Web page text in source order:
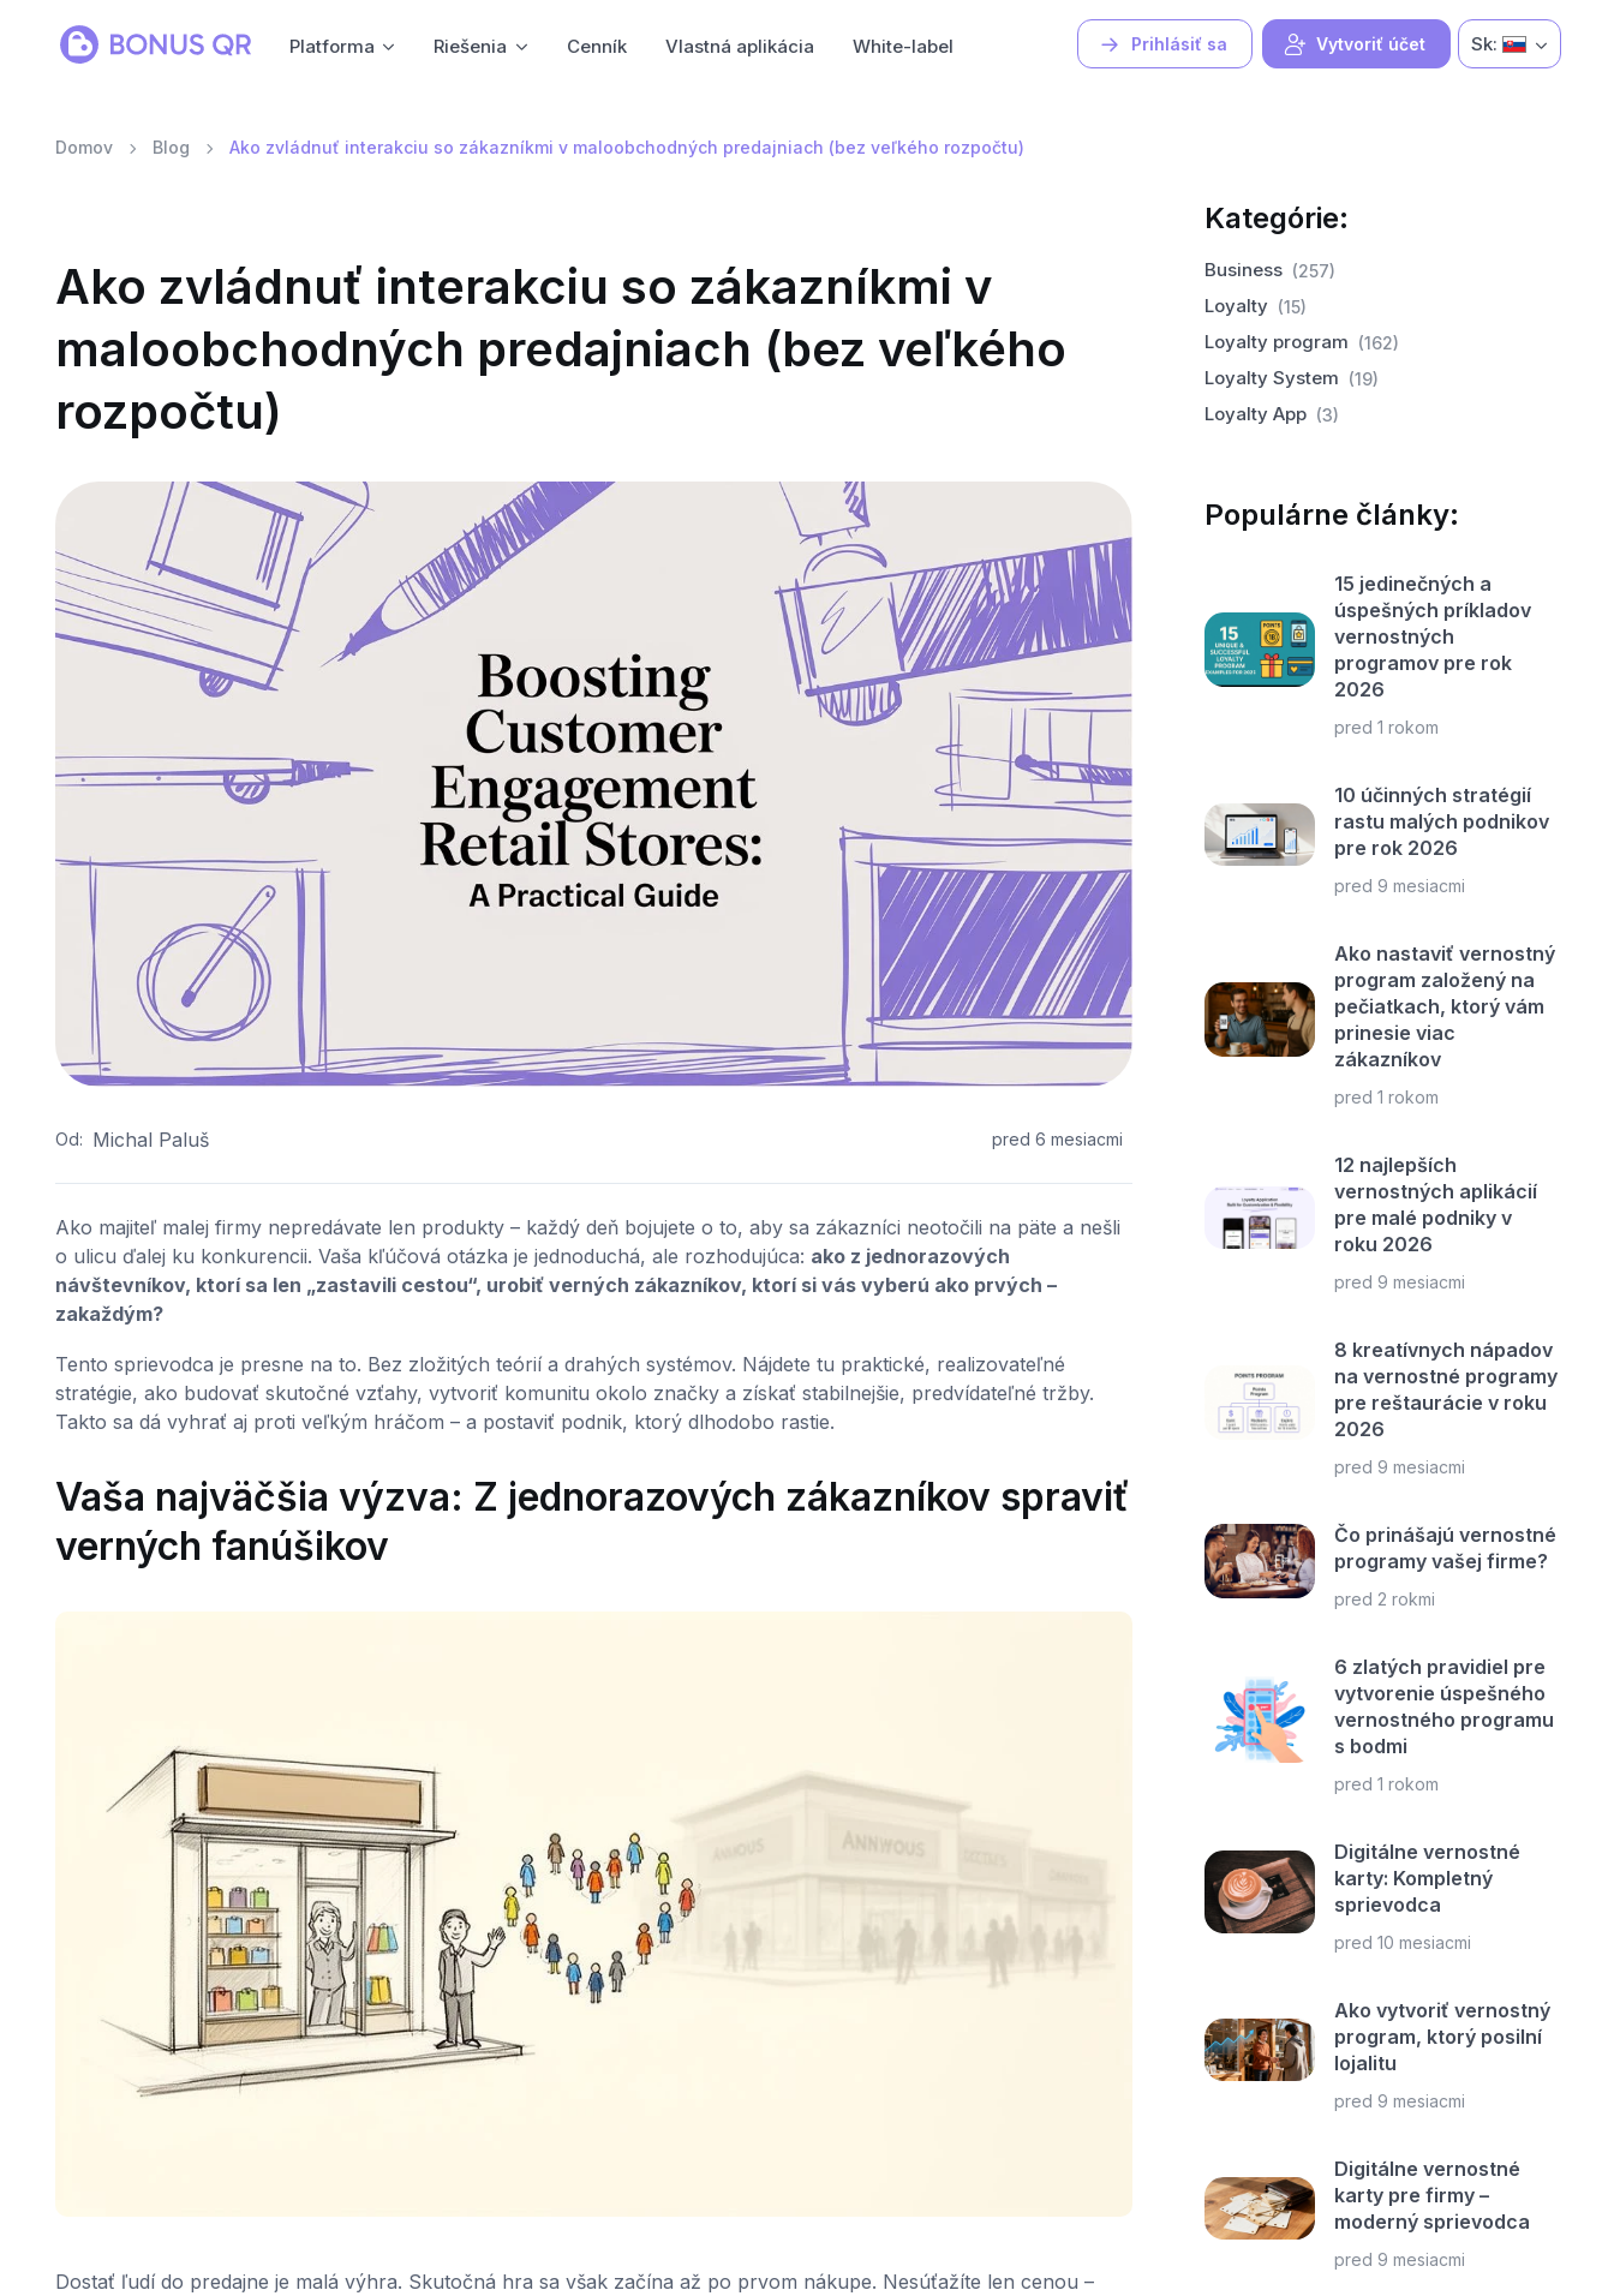
Prihlásiť sa Vytvoriť účet
Platforma Riešenia Cenník Vlastná aplikácia White-label Sk:
Domov Blog Ako zvládnuť interakciu so zákazníkmi v maloobchodných predajniach (bez veľkého rozpočtu)
Ako zvládnuť interakciu so zákazníkmi v
maloobchodných predajniach (bez veľkého
rozpočtu)
Od: Michal Paluš pred 6 mesiacmi
Ako majiteľ malej firmy nepredávate len produkty – každý deň bojujete o to, aby sa zákazníci neotočili na päte a nešli
o ulicu ďalej ku konkurencii. Vaša kľúčová otázka je jednoduchá, ale rozhodujúca: ako z jednorazových
návštevníkov, ktorí sa len „zastavili cestou“, urobiť verných zákazníkov, ktorí si vás vyberú ako prvých –
zakaždým?
Tento sprievodca je presne na to. Bez zložitých teórií a drahých systémov. Nájdete tu praktické, realizovateľné
stratégie, ako budovať skutočné vzťahy, vytvoriť komunitu okolo značky a získať stabilnejšie, predvídateľné tržby.
Takto sa dá vyhrať aj proti veľkým hráčom – a postaviť podnik, ktorý dlhodobo rastie.
Vaša najväčšia výzva: Z jednorazových zákazníkov spraviť
verných fanúšikov
Dostať ľudí do predajne je malá výhra. Skutočná hra sa však začína až po prvom nákupe. Nesúťažíte len cenou –
Kategórie:
Business (257)
Loyalty (15)
Loyalty program (162)
Loyalty System (19)
Loyalty App (3)
Populárne články:
15 jedinečných a
úspešných príkladov
vernostných
programov pre rok
2026
pred 1 rokom
10 účinných stratégií
rastu malých podnikov
pre rok 2026
pred 9 mesiacmi
Ako nastaviť vernostný
program založený na
pečiatkach, ktorý vám
prinesie viac
zákazníkov
pred 1 rokom
12 najlepších
vernostných aplikácií
pre malé podniky v
roku 2026
pred 9 mesiacmi
8 kreatívnych nápadov
na vernostné programy
pre reštaurácie v roku
2026
pred 9 mesiacmi
Čo prinášajú vernostné
programy vašej firme?
pred 2 rokmi
6 zlatých pravidiel pre
vytvorenie úspešného
vernostného programu
s bodmi
pred 1 rokom
Digitálne vernostné
karty: Kompletný
sprievodca
pred 10 mesiacmi
Ako vytvoriť vernostný
program, ktorý posilní
lojalitu
pred 9 mesiacmi
Digitálne vernostné
karty pre firmy –
moderný sprievodca
pred 9 mesiacmi